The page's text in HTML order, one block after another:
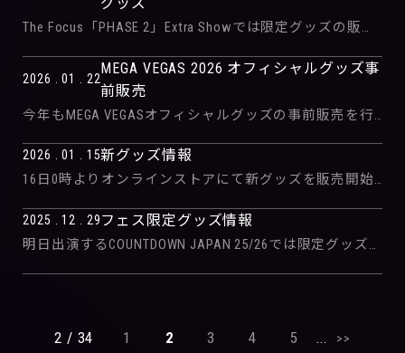
The Focus「PHASE 2」Extra Showでは限定グッズの販売も行います。 ご来場予定の方はぜひゲットしてくださいね！
2026 . 01 . 22
MEGA VEGAS 2026 オフィシャルグッズ事
前販売
今年もMEGA VEGASオフィシャルグッズの事前販売を行います。 イベント当日までに手元に届くので是非ご利用ください。 オフィシャルグッズのラインナップはこちらになります。 当日の物販は混雑が予想されますので是非事前に […]
2026 . 01 . 15新グッズ情報
16日0時よりオンラインストアにて新グッズを販売開始いたします。 画像をチェックの上気になる方は是非どうぞ！ https://www.falilv-online-store.com/
2025 . 12 . 29フェス限定グッズ情報
明日出演するCOUNTDOWN JAPAN 25/26では限定グッズを販売いたします。 また、当日販売するグッズ一覧も公開しておりますので、限定グッズと合わせてご来場の方はぜひどうぞ！
2 / 34 1 2 3 4 5 ... >>